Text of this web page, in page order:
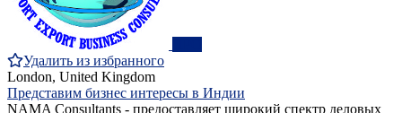
Удалить из избранного
London, United Kingdom
Представим бизнес интересы в Индии
NAMA Consultants - предоставляет широкий спектр деловых